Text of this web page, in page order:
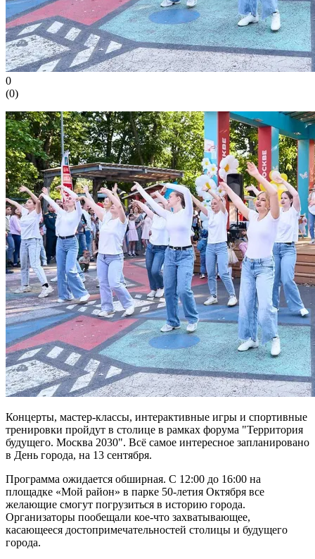
0
(0)
Концерты, мастер-классы, интерактивные игры и спортивные
тренировки пройдут в столице в рамках форума "Территория
будущего. Москва 2030". Всё самое интересное запланировано
в День города, на 13 сентября.
Программа ожидается обширная. С 12:00 до 16:00 на
площадке «Мой район» в парке 50-летия Октября все
желающие смогут погрузиться в историю города.
Организаторы пообещали кое-что захватывающее,
касающееся достопримечательностей столицы и будущего
города.